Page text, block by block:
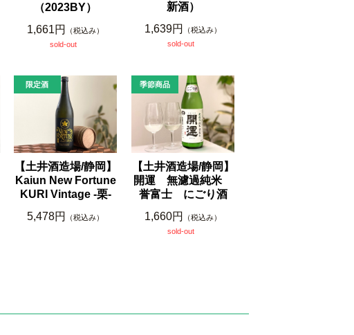
（2023BY）
1,661円
（税込み）
sold-out
新酒）
1,639円
（税込み）
sold-out
【土井酒造場/静岡】
Kaiun New Fortune
KURI Vintage -栗-
5,478円
（税込み）
【土井酒造場/静岡】
開運 無濾過純米
誉富士 にごり酒
1,660円
（税込み）
sold-out